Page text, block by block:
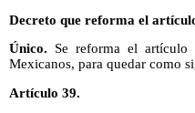
Decreto que reforma el
Único. Se reforma el artículo
Mexicanos, para quedar como
Artículo 39.